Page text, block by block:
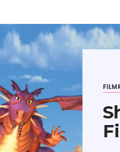
FILMS EN SERIES RECENSIES
(2001) –